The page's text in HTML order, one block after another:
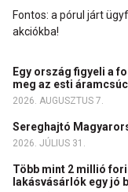
Fontos: a pórul járt
akciókba!
Egy ország figyeli a
meg az esti
2026. AUGUSZTUS 7.
Sereghajtó
2026. JÚLIUS 31.
Több mint 2 millió
lakásvásárlók egy jó